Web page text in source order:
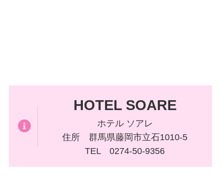
HOTEL SOARE
ホテル ソアレ
住所 群馬県藤岡市立石1010-5
TEL 0274-50-9356